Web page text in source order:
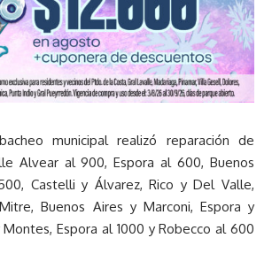
municipal realizó reparación de
Alvear al 900, Espora al 600, Buenos
Castelli y Álvarez, Rico y Del Valle,
Buenos Aires y Marconi, Espora y
Montes, Espora al 1000 y Robecco al 600